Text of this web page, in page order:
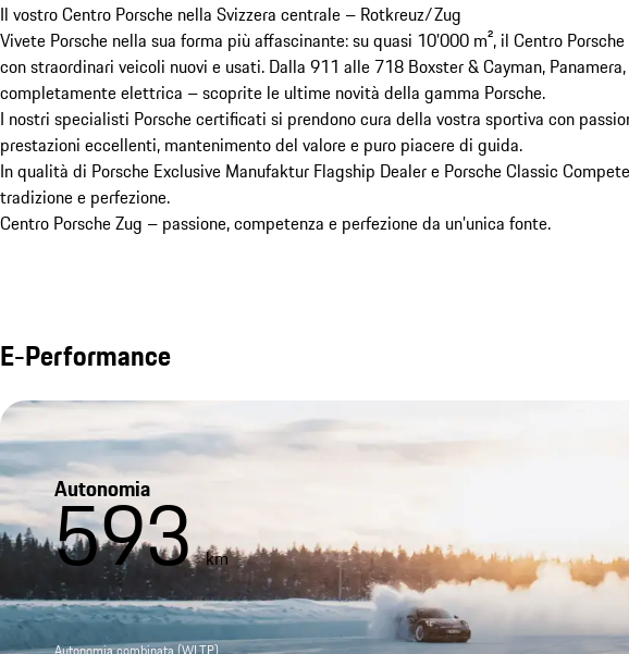
Il vostro Centro Porsche nella Svizzera centrale – Rotkreuz/Zug
Vivete Porsche nella sua forma più affascinante: su quasi 10’000 m², il Centro
con straordinari veicoli nuovi e usati. Dalla 911 alle 718 Boxster & Cayman,
completamente elettrica – scoprite le ultime novità della gamma Porsche.
I nostri specialisti Porsche certificati si prendono cura della vostra sportiva con
prestazioni eccellenti, mantenimento del valore e puro piacere di guida.
In qualità di Porsche Exclusive Manufaktur Flagship Dealer e Porsche Classic
tradizione e perfezione.
Centro Porsche Zug – passione, competenza e perfezione da un’unica fonte.
E-Performance
Autonomia
593 km